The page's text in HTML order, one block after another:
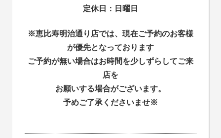
定休日：日曜日
※恵比寿明治通り店では、現在ご予約のお客様
が優先となっております
ご予約が無い場合はお時間を少しずらしてご来
店を
お願いする場合がございます。
予めご了承くださいませ※